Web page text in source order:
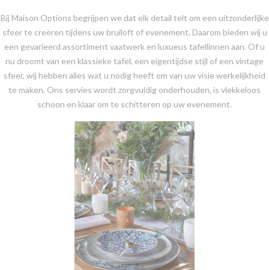
Bij Maison Options begrijpen we dat elk detail telt om een uitzonderlijke
sfeer te creëren tijdens uw bruiloft of evenement. Daarom bieden wij u
een gevarieerd assortiment vaatwerk en luxueus tafellinnen aan. Of u
nu droomt van een klassieke tafel, een eigentijdse stijl of een vintage
sfeer, wij hebben alles wat u nodig heeft om van uw visie werkelijkheid
te maken. Ons servies wordt zorgvuldig onderhouden, is vlekkeloos
schoon en klaar om te schitteren op uw evenement.